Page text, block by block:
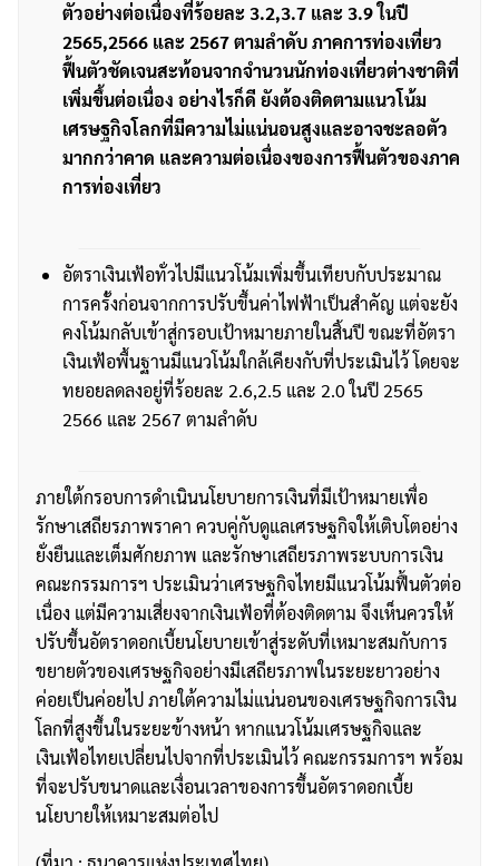
ตัวอย่างต่อเนื่องที่ร้อยละ 3.2,3.7 และ 3.9 ในปี
2565,2566 และ 2567 ตามลำดับ ภาคการท่องเที่ยว
ฟื้นตัวชัดเจนสะท้อนจากจำนวนนักท่องเที่ยวต่างชาติที่
เพิ่มขึ้นต่อเนื่อง อย่างไรก็ดี ยังต้องติดตามแนวโน้ม
เศรษฐกิจโลกที่มีความไม่แน่นอนสูงและอาจชะลอตัว
มากกว่าคาด และความต่อเนื่องของการฟื้นตัวของภาค
การท่องเที่ยว
อัตราเงินเฟ้อทั่วไปมีแนวโน้มเพิ่มขึ้นเทียบกับประมาณ
การครั้งก่อนจากการปรับขึ้นค่าไฟฟ้าเป็นสำคัญ แต่จะยัง
คงโน้มกลับเข้าสู่กรอบเป้าหมายภายในสิ้นปี ขณะที่อัตรา
เงินเฟ้อพื้นฐานมีแนวโน้มใกล้เคียงกับที่ประเมินไว้ โดยจะ
ทยอยลดลงอยู่ที่ร้อยละ 2.6,2.5 และ 2.0 ในปี 2565
2566 และ 2567 ตามลำดับ
ภายใต้กรอบการดำเนินนโยบายการเงินที่มีเป้าหมายเพื่อ
รักษาเสถียรภาพราคา ควบคู่กับดูแลเศรษฐกิจให้เติบโตอย่าง
ยั่งยืนและเต็มศักยภาพ และรักษาเสถียรภาพระบบการเงิน
คณะกรรมการฯ ประเมินว่าเศรษฐกิจไทยมีแนวโน้มฟื้นตัวต่อ
เนื่อง แต่มีความเสี่ยงจากเงินเฟ้อที่ต้องติดตาม จึงเห็นควรให้
ปรับขึ้นอัตราดอกเบี้ยนโยบายเข้าสู่ระดับที่เหมาะสมกับการ
ขยายตัวของเศรษฐกิจอย่างมีเสถียรภาพในระยะยาวอย่าง
ค่อยเป็นค่อยไป ภายใต้ความไม่แน่นอนของเศรษฐกิจการเงิน
โลกที่สูงขึ้นในระยะข้างหน้า หากแนวโน้มเศรษฐกิจและ
เงินเฟ้อไทยเปลี่ยนไปจากที่ประเมินไว้ คณะกรรมการฯ พร้อม
ที่จะปรับขนาดและเงื่อนเวลาของการขึ้นอัตราดอกเบี้ย
นโยบายให้เหมาะสมต่อไป